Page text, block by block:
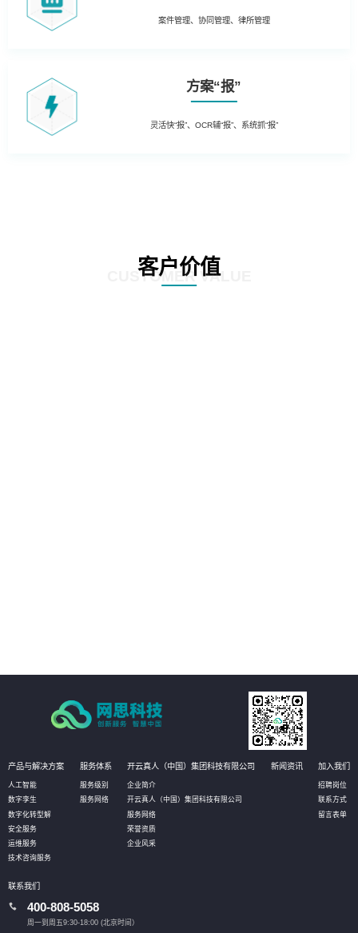
案件管理、协同管理、律所管理
方案“报”
灵活快“报”、OCR辅“报”、系统抓“报”
客户价值
CUSTOMER VALUE
产品与解决方案
人工智能
数字孪生
数字化转型解
安全服务
运维服务
技术咨询服务
服务体系
服务级别
服务网络
开云真人（中国）集团科技有限公司
企业简介
开云真人（中国）集团科技有限公司
服务网络
荣誉资质
企业风采
新闻资讯 加入我们
招聘岗位
联系方式
留言表单
联系我们
400-808-5058
周一到周五9:30-18:00 (北京时间）